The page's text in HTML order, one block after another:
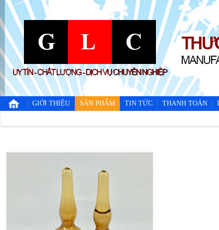
GIỚI THIỆU SẢN PHẨM TIN TỨC THANH TOÁN